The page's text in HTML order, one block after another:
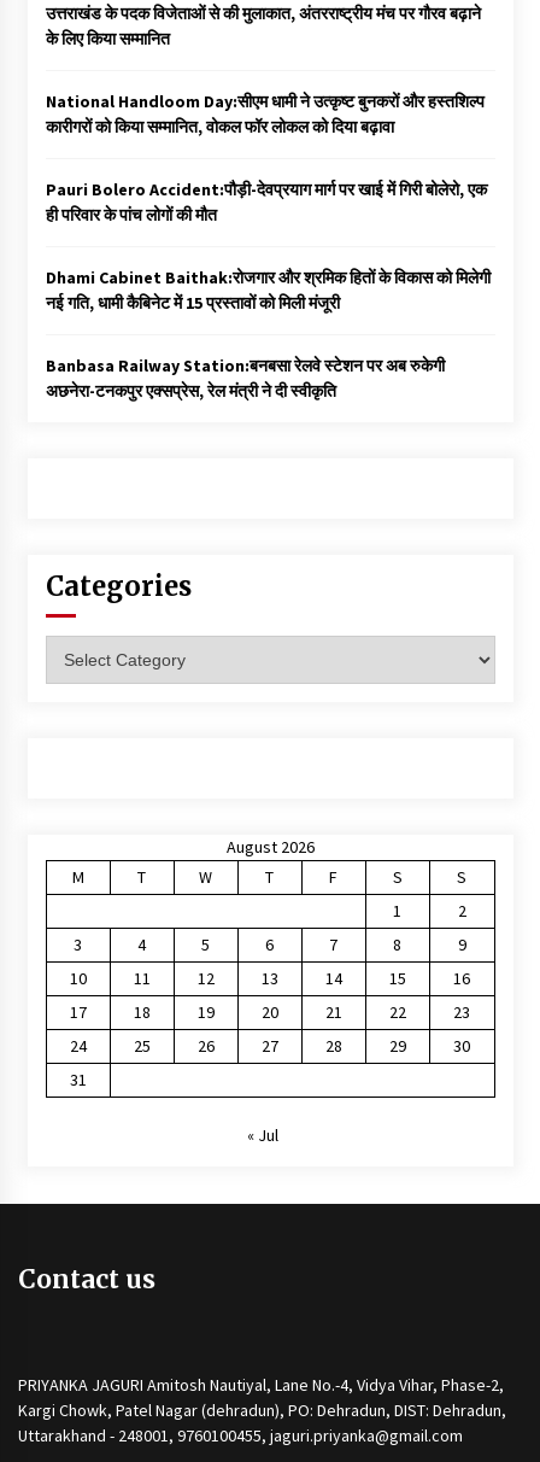
उत्तराखंड के पदक विजेताओं से की मुलाकात, अंतरराष्ट्रीय मंच पर गौरव बढ़ाने
के लिए किया सम्मानित
National Handloom Day:सीएम धामी ने उत्कृष्ट बुनकरों और हस्तशिल्प
कारीगरों को किया सम्मानित, वोकल फॉर लोकल को दिया बढ़ावा
Pauri Bolero Accident:पौड़ी-देवप्रयाग मार्ग पर खाई में गिरी बोलेरो, एक
ही परिवार के पांच लोगों की मौत
Dhami Cabinet Baithak:रोजगार और श्रमिक हितों के विकास को मिलेगी
नई गति, धामी कैबिनेट में 15 प्रस्तावों को मिली मंजूरी
Banbasa Railway Station:बनबसा रेलवे स्टेशन पर अब रुकेगी
अछनेरा-टनकपुर एक्सप्रेस, रेल मंत्री ने दी स्वीकृति
Categories
August 2026
M
T W T F S
S
1
2
3
4 5 6 7 8
9
10
11 12 13 14 15
16
17
18 19 20 21 22
23
24
25 26 27 28 29
30
31
« Jul
Contact us
PRIYANKA JAGURI Amitosh Nautiyal, Lane No.-4, Vidya Vihar, Phase-2,
Kargi Chowk, Patel Nagar (dehradun), PO: Dehradun, DIST: Dehradun,
Uttarakhand - 248001, 9760100455, jaguri.priyanka@gmail.com